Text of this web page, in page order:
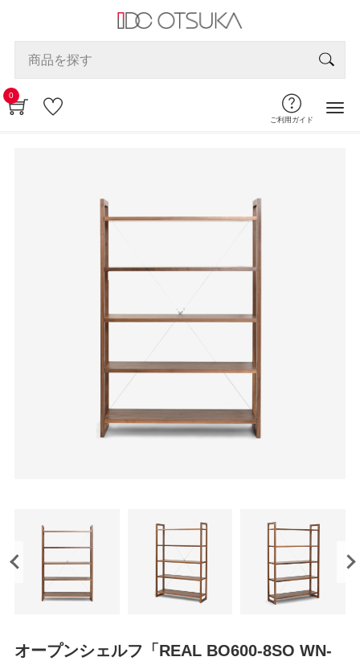
0
ご利用ガイド
オープンシェルフ「REAL BO600-8SO WN-